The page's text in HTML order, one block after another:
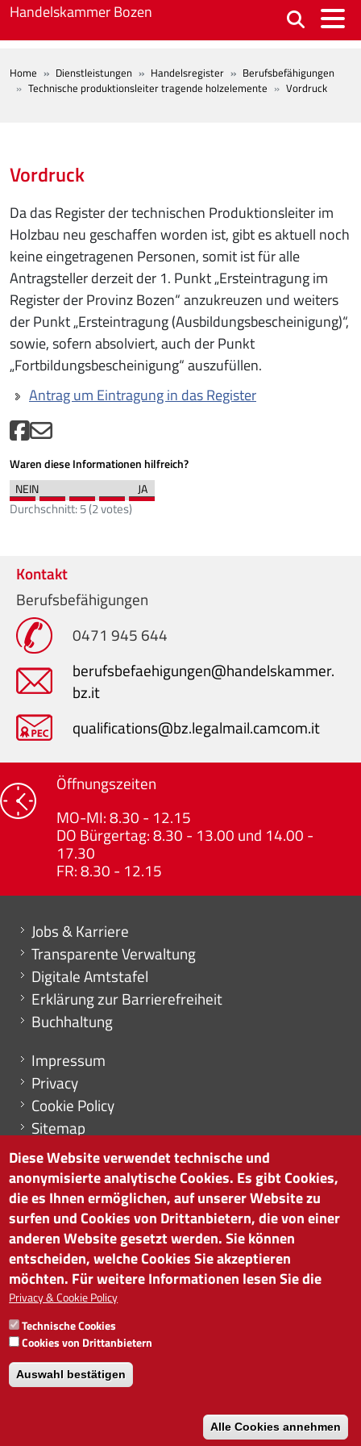
Skip to main content
Handelskammer Bozen
BREADCRUMB
Home Dienstleistungen Handelsregister
Berufsbefähigungen
Technische produktionsleiter tragende holzelemente
Vordruck
Vordruck
Da das Register der technischen Produktionsleiter im
Holzbau neu geschaffen worden ist, gibt es aktuell noch
keine eingetragenen Personen, somit ist für alle
Antragsteller derzeit der 1. Punkt „Ersteintragung im
Register der Provinz Bozen“ anzukreuzen und weiters
der Punkt „Ersteintragung (Ausbildungsbescheinigung)“,
sowie, sofern absolviert, auch der Punkt
„Fortbildungsbescheinigung“ auszufüllen.
Antrag um Eintragung in das Register
Waren diese Informationen hilfreich?
Durchschnitt:5(2votes)
Kontakt
Berufsbefähigungen
0471 945 644
berufsbefaehigungen@handelskammer.
bz.it
qualifications@bz.legalmail.camcom.it
Öffnungszeiten
MO-MI: 8.30 - 12.15
DO Bürgertag: 8.30 - 13.00 und 14.00 -
17.30
FR: 8.30 - 12.15
Mini menu di servizio
Jobs & Karriere
Transparente Verwaltung
Digitale Amtstafel
Erklärung zur Barrierefreiheit
Buchhaltung
Menu footer
Impressum
Privacy
Cookie Policy
Sitemap
Cookie-Einstellungen
HANDELSKAMMER BOZEN
Südtiroler Straße 60 | I-39100 Bozen
Tel. 0471 945 511 |info@handelskammer.bz.it
MwSt.-Nr.: 00376420212
INSTITUT FÜR WIRTSCHAFTSFÖRDERUNG
MwSt.-Nr.: 01716880214
Diese Website verwendet technische und
anonymisierte analytische Cookies. Es gibt Cookies,
die es Ihnen ermöglichen, auf unserer Website zu
surfen und Cookies von Drittanbietern, die von einer
anderen Website gesetzt werden. Sie können
entscheiden, welche Cookies Sie akzeptieren
möchten. Für weitere Informationen lesen Sie die
Privacy & Cookie Policy
Technische Cookies
Cookies von Drittanbietern
Auswahl bestätigen
Alle Cookies annehmen